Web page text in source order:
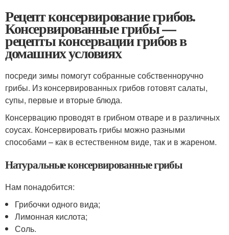
Рецепт консервирование грибов.
Консервированные грибы —
рецепты консервации грибов в
домашних условиях
посреди зимы помогут собранные собственноручно
грибы. Из консервированных грибов готовят салаты,
супы, первые и вторые блюда.
Консервацию проводят в грибном отваре и в различных
соусах. Консервировать грибы можно разными
способами – как в естественном виде, так и в жареном.
Натуральные консервированные грибы
Нам понадобится:
Грибочки одного вида;
Лимонная кислота;
Соль.